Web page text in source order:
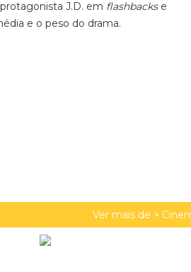
J.D. em flashbackse
e o peso do drama.
Ver mais de >